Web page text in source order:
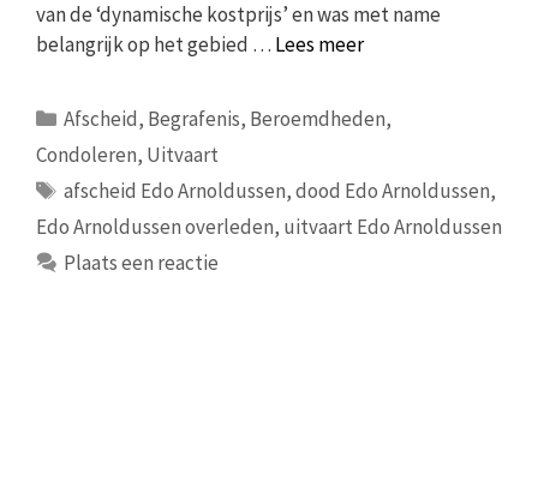
van de ‘dynamische kostprijs’ en was met name
belangrijk op het gebied … Lees meer
Categorieën
Afscheid, Begrafenis, Beroemdheden,
Condoleren, Uitvaart
Tags
afscheid Edo Arnoldussen,dood Edo Arnoldussen,
Edo Arnoldussen overleden, uitvaart Edo Arnoldussen
Plaats een reactie